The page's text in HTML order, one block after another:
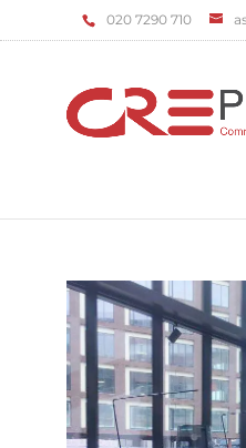
‌020 7290 710